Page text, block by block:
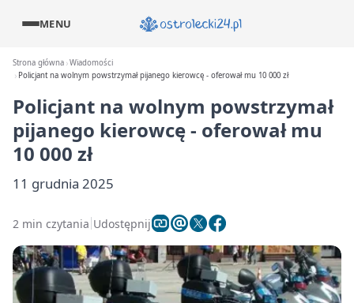
MENU
Strona główna Wiadomości
Policjant na wolnym powstrzymał pijanego kierowcę - oferował mu 10 000 zł
Policjant na wolnym powstrzymał
pijanego kierowcę - oferował mu
10 000 zł
11 grudnia 2025
2 min czytania Udostępnij